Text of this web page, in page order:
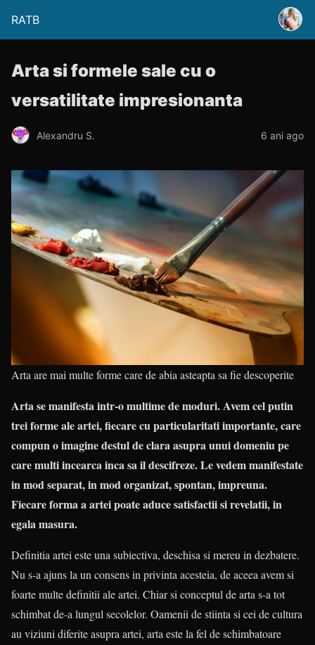
RATB
Arta si formele sale cu o
versatilitate impresionanta
Alexandru S. 6 ani ago
Arta are mai multe forme care de abia asteapta sa fie descoperite
Arta se manifesta intr-o multime de moduri. Avem cel putin
trei forme ale artei, fiecare cu particularitati importante, care
compun o imagine destul de clara asupra unui domeniu pe
care multi incearca inca sa il descifreze. Le vedem manifestate
in mod separat, in mod organizat, spontan, impreuna.
Fiecare forma a artei poate aduce satisfactii si revelatii, in
egala masura.
Definitia artei este una subiectiva, deschisa si mereu in dezbatere.
Nu s-a ajuns la un consens in privinta acesteia, de aceea avem si
foarte multe definitii ale artei. Chiar si conceptul de arta s-a tot
schimbat de-a lungul secolelor. Oamenii de stiinta si cei de cultura
au viziuni diferite asupra artei, arta este la fel de schimbatoare